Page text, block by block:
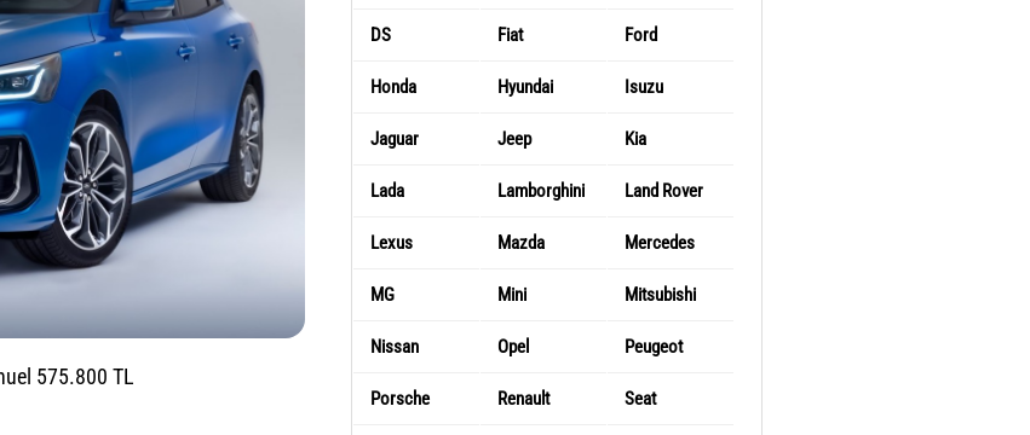
575.800 TL
DS Fiat Ford
Honda Hyundai Isuzu
Jaguar Jeep Kia
Lada Lamborghini Land Rover
Lexus Mazda Mercedes
MG Mini Mitsubishi
Nissan Opel Peugeot
Porsche Renault Seat